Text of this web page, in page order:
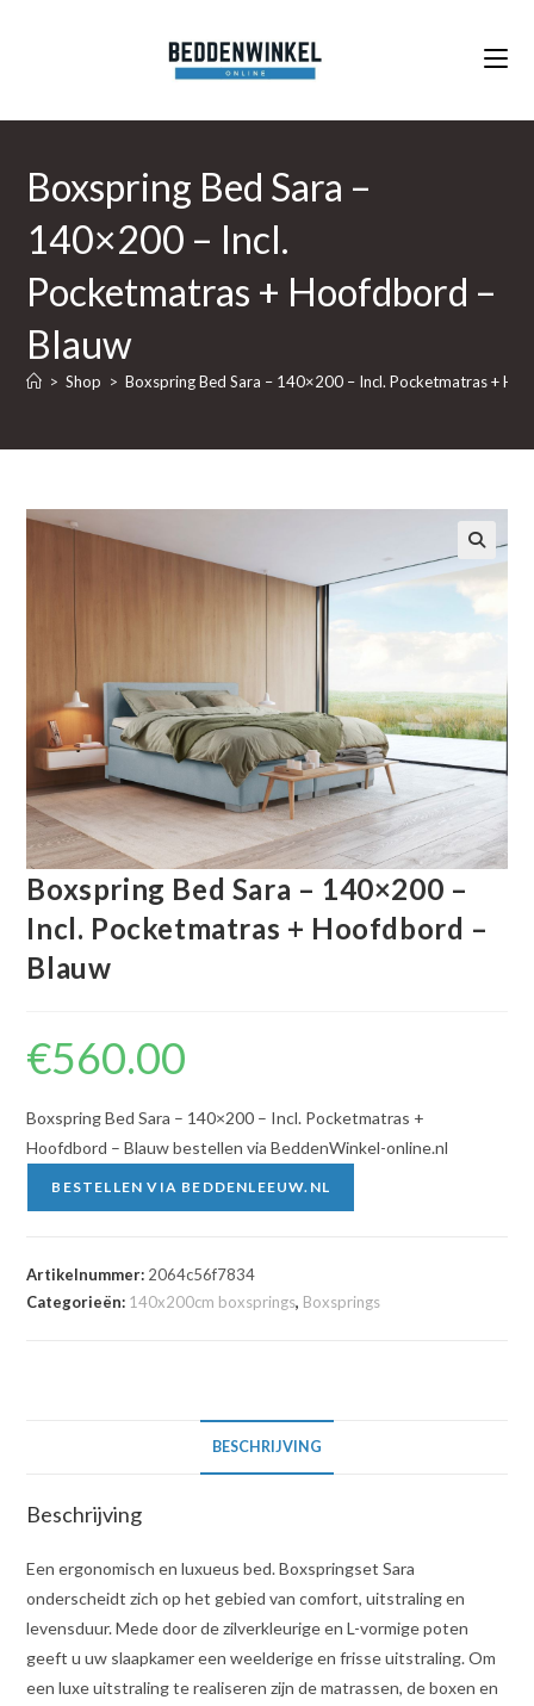
Boxspring Bed Sara –
140×200 – Incl.
Pocketmatras + Hoofdbord –
Blauw
> Shop > Boxspring Bed Sara – 140×200 – Incl. Pocketmatras +
🔍
Boxspring Bed Sara – 140×200 –
Incl. Pocketmatras + Hoofdbord –
Blauw
€560.00
Boxspring Bed Sara – 140×200 – Incl. Pocketmatras +
Hoofdbord – Blauw bestellen via BeddenWinkel-online.nl
BESTELLEN VIA BEDDENLEEUW.NL
Artikelnummer: 2064c56f7834
Categorieën: 140x200cm boxsprings, Boxsprings
BESCHRIJVING
Beschrijving
Een ergonomisch en luxueus bed. Boxspringset Sara
onderscheidt zich op het gebied van comfort, uitstraling en
levensduur. Mede door de zilverkleurige en L-vormige poten
geeft u uw slaapkamer een weelderige en frisse uitstraling. Om
een luxe uitstraling te realiseren zijn de matrassen, de boxen en